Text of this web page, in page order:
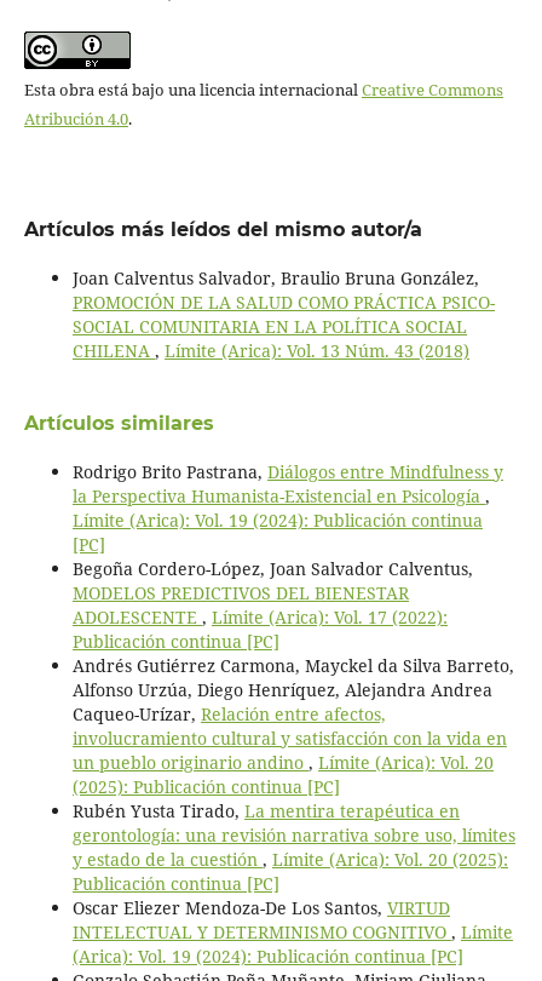
Esta obra está bajo una licencia internacional Creative Commons
Atribución 4.0.
Artículos más leídos del mismo autor/a
Joan Calventus Salvador, Braulio Bruna González,
PROMOCIÓN DE LA SALUD COMO PRÁCTICA PSICO-
SOCIAL COMUNITARIA EN LA POLÍTICA SOCIAL
CHILENA , Límite (Arica): Vol. 13 Núm. 43 (2018)
Artículos similares
Rodrigo Brito Pastrana, Diálogos entre Mindfulness y
la Perspectiva Humanista-Existencial en Psicología ,
Límite (Arica): Vol. 19 (2024): Publicación continua
[PC]
Begoña Cordero-López, Joan Salvador Calventus,
MODELOS PREDICTIVOS DEL BIENESTAR
ADOLESCENTE , Límite (Arica): Vol. 17 (2022):
Publicación continua [PC]
Andrés Gutiérrez Carmona, Mayckel da Silva Barreto,
Alfonso Urzúa, Diego Henríquez, Alejandra Andrea
Caqueo-Urízar, Relación entre afectos,
involucramiento cultural y satisfacción con la vida en
un pueblo originario andino , Límite (Arica): Vol. 20
(2025): Publicación continua [PC]
Rubén Yusta Tirado, La mentira terapéutica en
gerontología: una revisión narrativa sobre uso, límites
y estado de la cuestión , Límite (Arica): Vol. 20 (2025):
Publicación continua [PC]
Oscar Eliezer Mendoza-De Los Santos, VIRTUD
INTELECTUAL Y DETERMINISMO COGNITIVO , Límite
(Arica): Vol. 19 (2024): Publicación continua [PC]